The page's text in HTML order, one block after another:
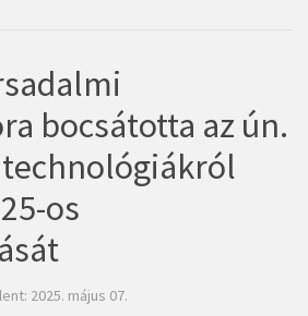
bocsátotta az ún.
os
2025. május 07.